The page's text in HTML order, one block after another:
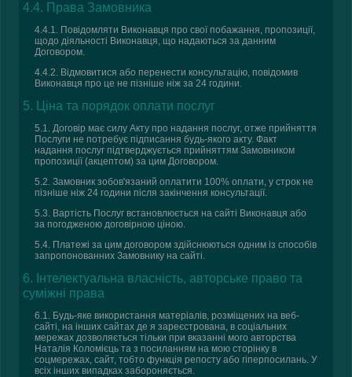
4.4. Права Замовника
4.4.1. Повідомляти Виконавця про свої побажання, пропозиції,
щодо діяльності Виконавця, що надаються за данним
Договором.
4.4.2. Відмовитися або перенести консультацію, повідомив
Виконавця про це не пізніше ніж за 24 години.
5. Ціна та порядок оплати послуг
5.1. Договір має силу Акту про надання послуг, отже прийняття
Послуги не потребує підписання будь-якого акту. Факт
надання послуг підтверджується прийняттям Замовником
пропозиції (акцептом) за цим Договором.
5.2. Замовник зобов'язаний оплатити 100% оплати, у строк не
пізніше ніж 24 години після закінчення консультації.
5.3. Вартість Послуг встановлюється на сайті Виконавця або
за погодженою договірною ціною.
5.4. Платежі за цим договором здійснюються одним із способів
запропонованних Замовнику на сайті.
6. Інтелектуальна власність, авторське право та
суміжні права
6.1. Будь-яке використання матеріалів, розміщених на веб-
сайті, на інших сайтах де я зареєстрована, в соціальних
мережах дозволяється тільки при вказанні мого авторства
Наталія Коломієць та з посиланням на мою сторінку в
соцмережах, сайт, тобто функція репосту або гіперпосилань. У
всіх інших випадках забороняється.